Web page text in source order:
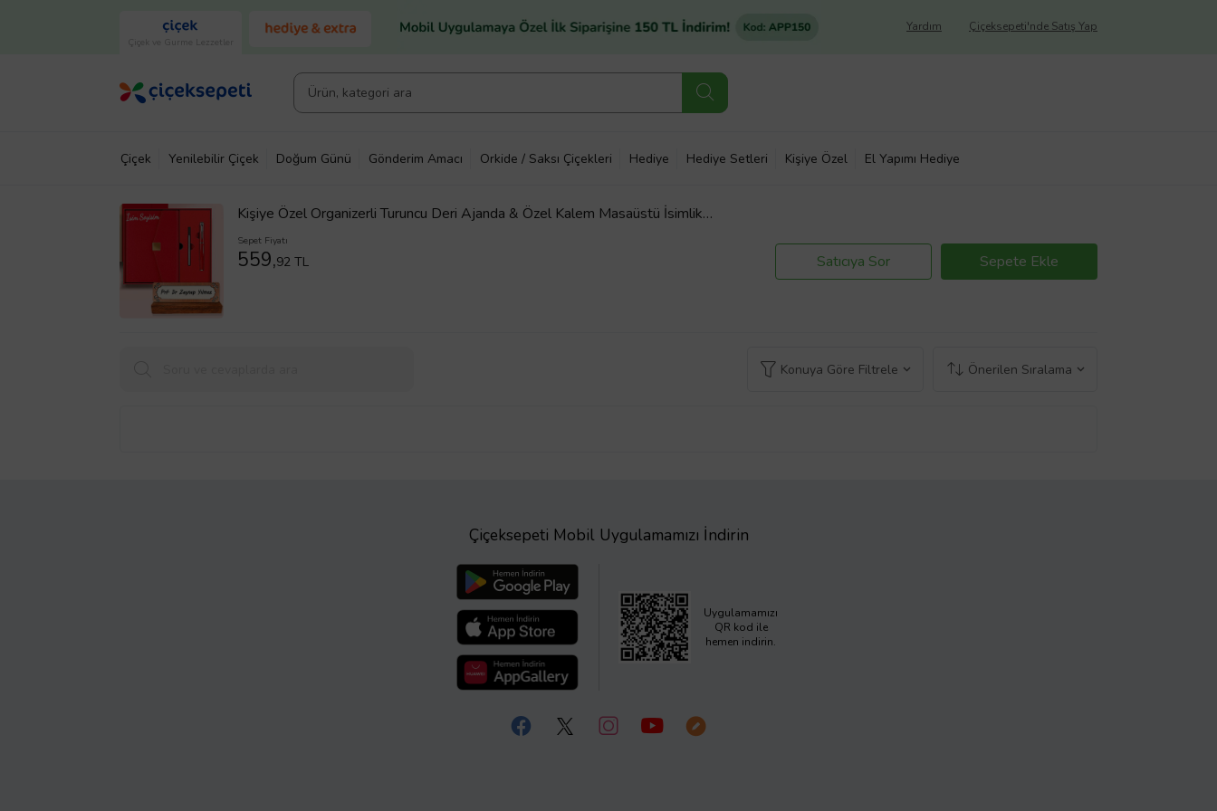
Çiçek ve Gurme Lezzetler
Çiçeksepeti'nde Satış Yap
Yardım
Çiçek Yenilebilir Çiçek Doğum Günü Gönderim Amacı Orkide / Saksı Çiçekleri Hediye Hediye Setleri Kişiye Özel El Yapımı Hediye
Kişiye Özel Organizerli Turuncu Deri Ajanda & Özel Kalem Masaüstü İsimlik
Premium Hediye Seti
Sepet Fiyatı
559,92 TL Satıcıya Sor Sepete Ekle
Konuya Göre Filtrele Önerilen Sıralama
Çiçeksepeti Mobil Uygulamamızı İndirin
Uygulamamızı
QR kod ile
hemen indirin.